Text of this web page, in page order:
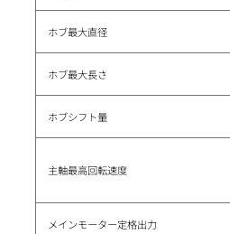
ホブ最大直径
ホブ最大長さ
ホブシフト量
主軸最高回転速度
メインモーター定格出力